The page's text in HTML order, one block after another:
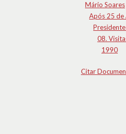
Mário Soares
Após 25
08.
1990
Citar